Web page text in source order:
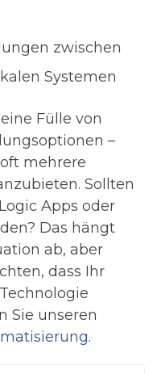
zwischen
Systemen
Fülle von
–
mehrere
Sollten
Apps oder
Das hängt
ab, aber
dass Ihr
Sie unseren
.